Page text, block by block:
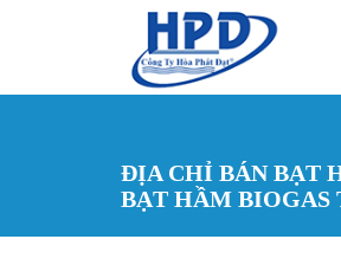
ĐỊA CHỈ BÁN BẠT
BẠT HẦM BIOGAS